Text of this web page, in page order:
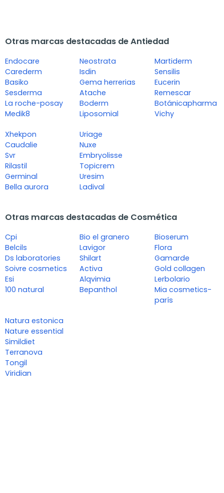
Otras marcas destacadas de Antiedad
Endocare
Carederm
Basiko
Sesderma
La roche-posay
Medik8
Neostrata
Isdin
Gema herrerias
Atache
Boderm
Liposomial
Martiderm
Sensilis
Eucerin
Remescar
Botánicapharma
Vichy
Xhekpon
Caudalie
Svr
Rilastil
Germinal
Bella aurora
Uriage
Nuxe
Embryolisse
Topicrem
Uresim
Ladival
Otras marcas destacadas de Cosmética
Cpi
Belcils
Ds laboratories
Soivre cosmetics
Esi
100 natural
Bio el granero
Lavigor
Shilart
Activa
Alqvimia
Bepanthol
Bioserum
Flora
Gamarde
Gold collagen
Lerbolario
Mia cosmetics-
parís
Natura estonica
Nature essential
Simildiet
Terranova
Tongil
Viridian